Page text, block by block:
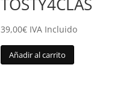
39,00€ IVA Incluido
Añadir al carrito